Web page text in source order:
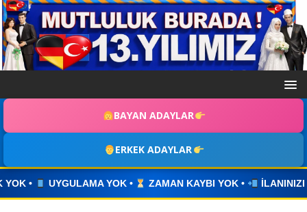
BAYAN ADAYLAR
ERKEK ADAYLAR
• ZAMAN KAYBI YOK • İLANINIZI YAYINLAYIN •